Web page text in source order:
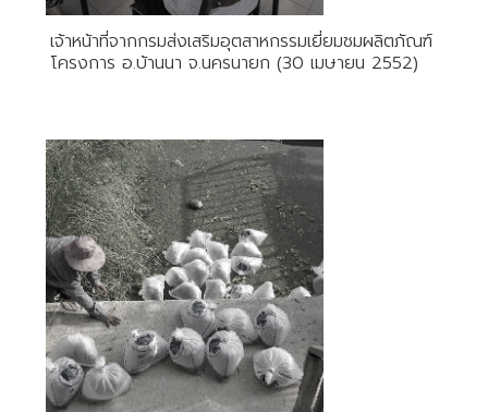
เจ้าหน้าที่จากกรมส่งเสริมอุตสาหกรรมเยี่ยมชมผลิตภัณฑ์
โครงการ อ.บ้านนา จ.นครนายก (30 เมษายน 2552)